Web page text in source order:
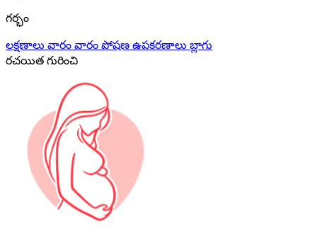
గర్భం
లక్షణాలు వారం వారం పోషణ ఉపకరణాలు బ్లాగు
రచయిత గురించి